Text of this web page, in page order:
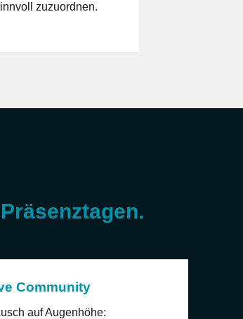
zuzuordnen.
Community
auf Augenhöhe: